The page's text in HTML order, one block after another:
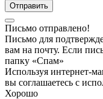
Отправить
Письмо отправлено!
Письмо для
вам на почту. Если
папку «Спам»
Используя интернет-
вы соглашаетесь с
Хорошо